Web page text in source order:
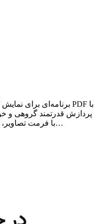
پردازش قدرتمند گروهی و
خروجی گرفتن PDF با فرمت تصاویر، تقسیم، تبدیل…